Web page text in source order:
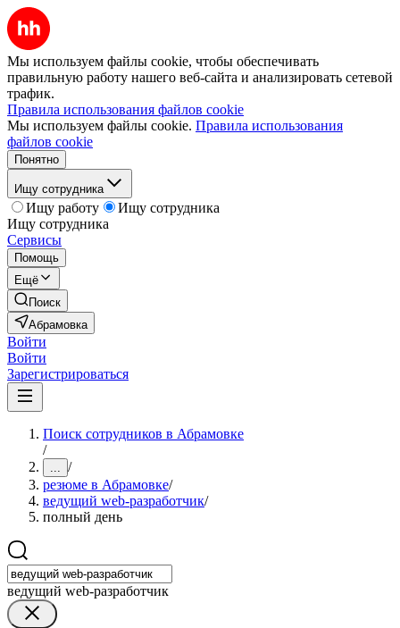
Мы используем файлы cookie, чтобы обеспечивать
правильную работу нашего веб-сайта и анализировать сетевой
трафик.
Правила использования файлов cookie
Мы используем файлы cookie. Правила использования
файлов cookie
Понятно
Ищу сотрудника
Ищу работу
Ищу сотрудника
Ищу сотрудника
Сервисы
Помощь
Ещё
Поиск
Абрамовка
Войти
Войти
Зарегистрироваться
Поиск сотрудников в Абрамовке
/
... /
резюме в Абрамовке/
ведущий web-разработчик/
полный день
ведущий web-разработчик